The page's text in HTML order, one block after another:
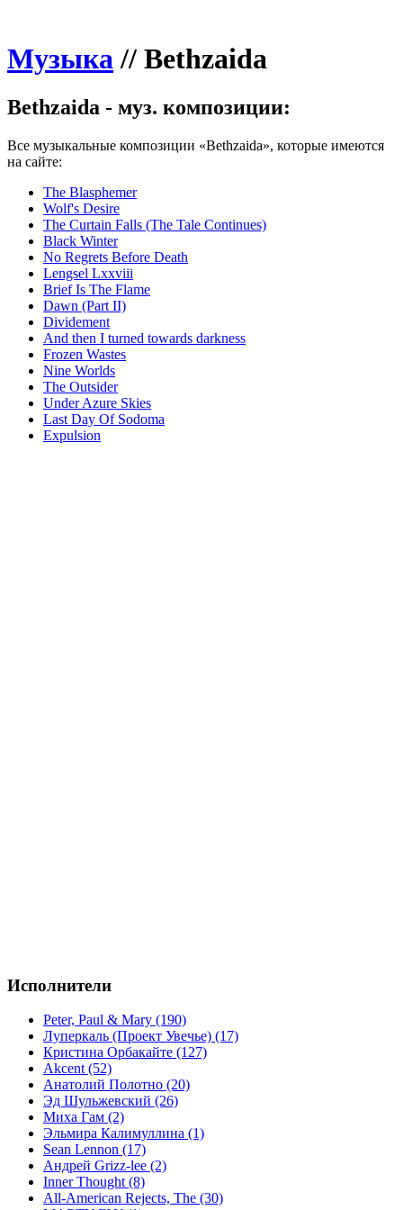
Музыка// Bethzaida
Bethzaida - муз. композиции:
Все музыкальные композиции «Bethzaida», которые имеются
на сайте:
The Blasphemer
Wolf's Desire
The Curtain Falls (The Tale Continues)
Black Winter
No Regrets Before Death
Lengsel Lxxviii
Brief Is The Flame
Dawn (Part II)
Dividement
And then I turned towards darkness
Frozen Wastes
Nine Worlds
The Outsider
Under Azure Skies
Last Day Of Sodoma
Expulsion
Исполнители
Peter, Paul & Mary (190)
Луперкаль (Проект Увечье) (17)
Кристина Орбакайте (127)
Akcent (52)
Анатолий Полотно (20)
Эд Шульжевский (26)
Миха Гам (2)
Эльмира Калимуллина (1)
Sean Lennon (17)
Андрей Grizz-lee (2)
Inner Thought (8)
All-American Rejects, The (30)